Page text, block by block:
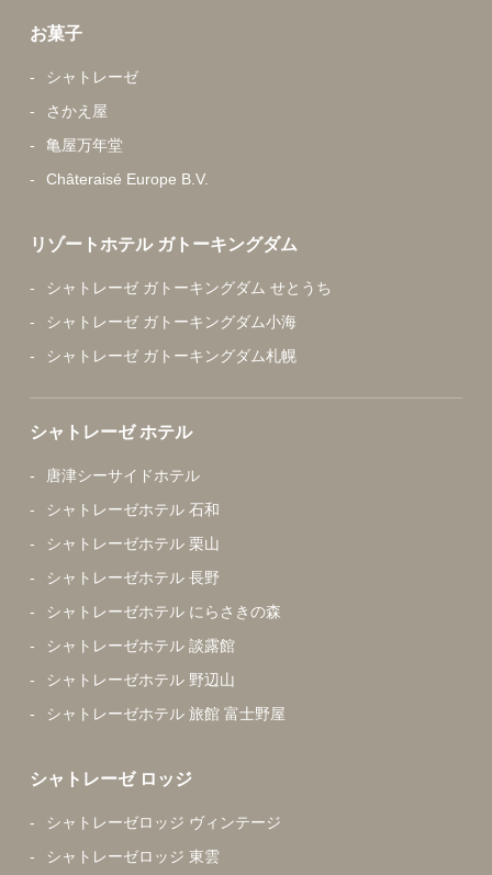
お菓子
シャトレーゼ
さかえ屋
亀屋万年堂
Châteraisé Europe B.V.
リゾートホテル ガトーキングダム
シャトレーゼ ガトーキングダム せとうち
シャトレーゼ ガトーキングダム小海
シャトレーゼ ガトーキングダム札幌
シャトレーゼ ホテル
唐津シーサイドホテル
シャトレーゼホテル 石和
シャトレーゼホテル 栗山
シャトレーゼホテル 長野
シャトレーゼホテル にらさきの森
シャトレーゼホテル 談露館
シャトレーゼホテル 野辺山
シャトレーゼホテル 旅館 富士野屋
シャトレーゼ ロッジ
シャトレーゼロッジ ヴィンテージ
シャトレーゼロッジ 東雲